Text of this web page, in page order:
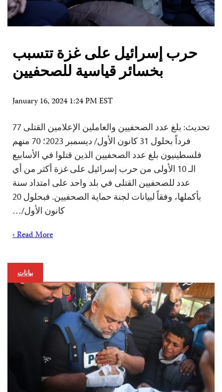
حرب إسرائيل على غزة تتسبب
بخسائر قياسية للصحفيين
January 16, 2024 1:24 PM EST
تحديث: بلغ عدد الصحفيين والعاملين الإعلامين القتلى 77
فرداً بحلول 31 كانون الأول/ ديسمبر 2023؛ 70 منهم
فلسطينيون بلغ عدد الصحفيين الذين قتلوا في الأسابيع
الـ 10 الأولى من حرب إسرائيل على غزة أكثر من أي
عدد للصحفيين القتلى في بلد واحد على امتداد سنة
بأكملها، وفقاً لبيانات لجنة حماية الصحفيين. فبحلول 20
كانون الأول/…
Read More ›
بيانات